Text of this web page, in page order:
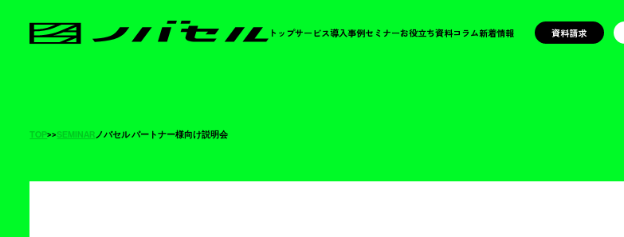
トップサービス導入事例セミナーお役立ち資料コラム新着情報 資料請求
TOP>>SEMINARノバセル パートナー様向け説明会